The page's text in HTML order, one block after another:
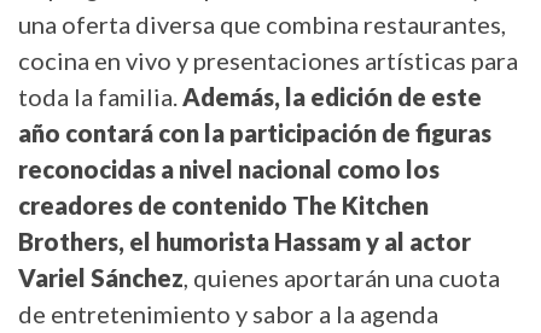
una oferta diversa que combina restaurantes,
cocina en vivo y presentaciones artísticas para
toda la familia.Además, la edición de este
año contará con la participación de figuras
reconocidas a nivel nacional como los
creadores de contenido The Kitchen
Brothers, el humorista Hassam y al actor
Variel Sánchez, quienes aportarán una cuota
de entretenimiento y sabor a la agenda